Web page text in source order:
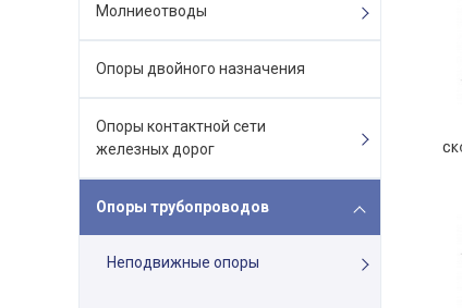
Молниеотводы
Опоры двойного назначения
Опоры контактной сети
железных дорог
Опоры трубопроводов
Неподвижные опоры